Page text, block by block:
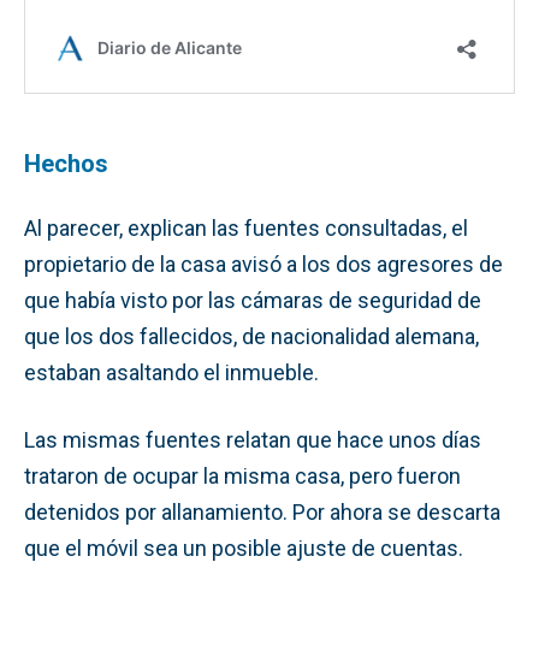
Hechos
Al parecer, explican las fuentes consultadas, el
propietario de la casa avisó a los dos agresores de
que había visto por las cámaras de seguridad de
que los dos fallecidos, de nacionalidad alemana,
estaban asaltando el inmueble.
Las mismas fuentes relatan que hace unos días
trataron de ocupar la misma casa, pero fueron
detenidos por allanamiento. Por ahora se descarta
que el móvil sea un posible ajuste de cuentas.